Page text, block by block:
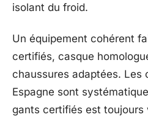
isolant du froid.
Un équipement cohérent
certifiés, casque
chaussures adaptées. Les
Espagne sont
gants certifiés est toujours